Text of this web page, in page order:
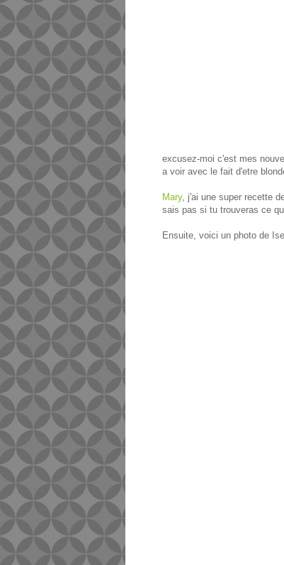
excusez-moi c'est mes
a voir avec le fait d'etre
Mary, j'ai une super recette
sais pas si tu trouveras ce
Ensuite, voici un photo de